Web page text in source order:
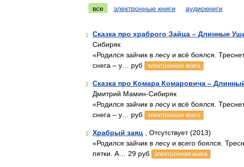
все
электронные книги аудиокниги
1 Сказка про храброго Зайца – Длинные
Сибиряк
«Родился зайчик в лесу и всё боялся.
снега – у… руб
электронная книга
2 Сказка про Комара Комаровича –
Дмитрий Мамин-Сибиряк
«Родился зайчик в лесу и всё боялся.
снега – у… руб
электронная книга
3 Храбрый заяц , Отсутствует (2013)
«Родился зайчик в лесу и всего боялся.
пятки. А… 29 руб
электронная книга